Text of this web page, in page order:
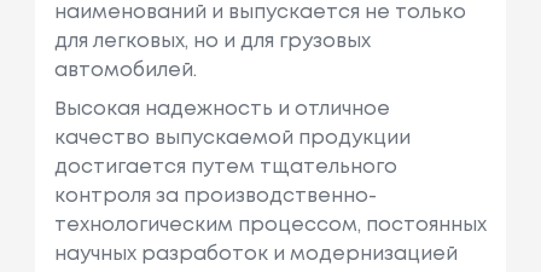
Peugeot 208 I (ca_, Cc_)
С. / 147 КВт.
Ость: 68 Л.с.
наименований и выпускается не только
для легковых, но и для грузовых
автомобилей.
Высокая надежность и отличное
качество выпускаемой продукции
достигается путем тщательного
контроля за производственно-
технологическим процессом, постоянных
научных разработок и модернизацией